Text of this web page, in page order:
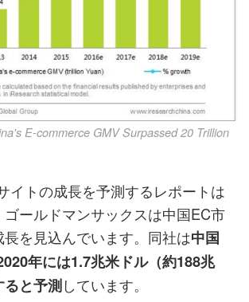
E-commerce GMV Surpassed 20 Trillion
イトの成長を予測するレポートは
ールドマンサックスは中国EC市
を見込んでいます。同社は中国
年には1.7兆米ドル（約188兆
ると予測しています。